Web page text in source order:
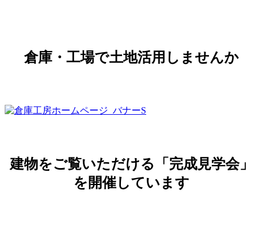
倉庫・工場で土地活用しませんか
建物をご覧いただける「完成見学会」
を開催しています